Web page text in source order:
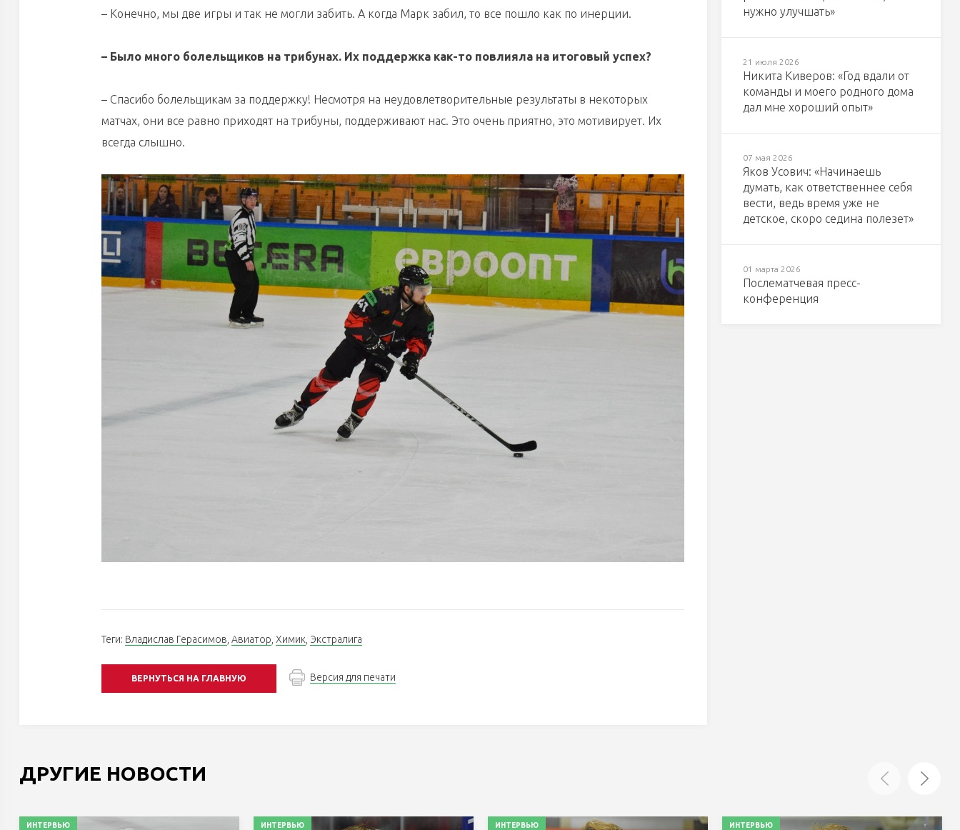
– Конечно, мы две игры и так не могли забить. А когда Марк забил, то все пошло как по инерции.
– Было много болельщиков на трибунах. Их поддержка как-то повлияла на итоговый успех?
– Спасибо болельщикам за поддержку! Несмотря на неудовлетворительные результаты в некоторых
матчах, они все равно приходят на трибуны, поддерживают нас. Это очень приятно, это мотивирует. Их
всегда слышно.
Теги: Владислав Герасимов Авиатор Химик Экстралига
ВЕРНУТЬСЯ НА ГЛАВНУЮ Версия для печати
нужно улучшать»
21 июля 2026
Никита Киверов: «Год вдали от
команды и моего родного дома
дал мне хороший опыт»
07 мая 2026
Яков Усович: «Начинаешь
думать, как ответственнее себя
вести, ведь время уже не
детское, скоро седина полезет»
01 марта 2026
Послематчевая пресс-
конференция
ДРУГИЕ НОВОСТИ
ИНТЕРВЬЮ ИНТЕРВЬЮ ИНТЕРВЬЮ ИНТЕРВЬЮ